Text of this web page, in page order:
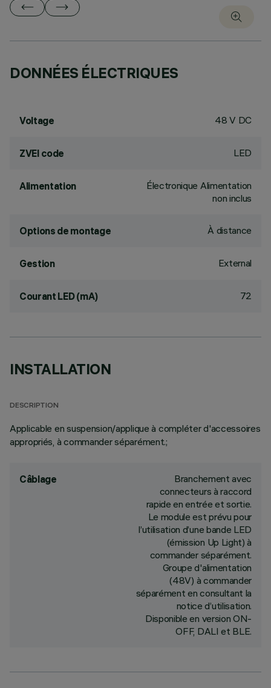
DONNÉES ÉLECTRIQUES
Voltage 48 V DC
ZVEI code LED
Alimentation
Électronique Alimentation
non inclus
Options de montage À distance
Gestion External
Courant LED (mA) 72
INSTALLATION
DESCRIPTION
Applicable en suspension/applique à compléter d'accessoires
appropriés, à commander séparément.;
Câblage
Branchement avec
connecteurs à raccord
rapide en entrée et sortie.
Le module est prévu pour
l’utilisation d’une bande LED
(émission Up Light) à
commander séparément.
Groupe d'alimentation
(48V) à commander
séparément en consultant la
notice d’utilisation.
Disponible en version ON-
OFF, DALI et BLE.